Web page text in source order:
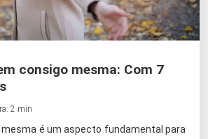
consigo mesma: Com 7
2 min
mesma é um aspecto fundamental para